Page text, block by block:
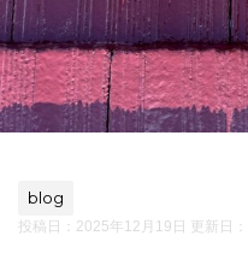
blog
投稿日：2025年12月19日 更新日：